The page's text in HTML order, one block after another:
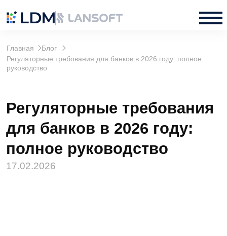
Регуляторные требования для банков в 2026 году: полное
руководство
для банков в 2026 году:
полное руководство
17.02.2026